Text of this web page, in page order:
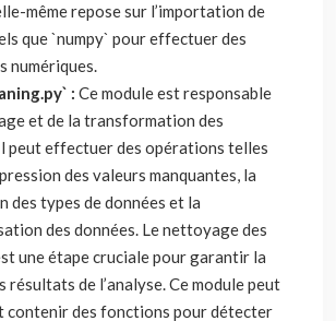
même repose sur l’importation de
que `numpy` pour effectuer des
numériques.
: Ce module est responsable
et de la transformation des
peut effectuer des opérations telles
des valeurs manquantes, la
des types de données et la
des données. Le nettoyage des
une étape cruciale pour garantir la
résultats de l’analyse. Ce module peut
contenir des fonctions pour détecter